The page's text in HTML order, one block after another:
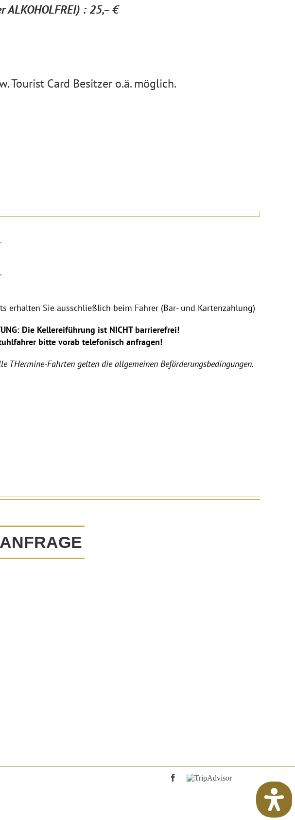
ALKOHOLFREI) : 25,– €
Tourist Card Besitzer o.ä. möglich.
erhalten Sie ausschließlich beim Fahrer (Bar- und Kartenzahlung)
Die Kellereiführung ist NICHT barrierefrei!
bitte vorab telefonisch anfragen!
THermine-Fahrten gelten die allgemeinen Beförderungsbedingungen.
Facebook
TripAdvisor